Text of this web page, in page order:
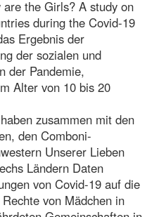
the Girls? A study on
during the Covid-19
Ergebnis der
der sozialen und
der Pandemie,
Alter von 10 bis 20
zusammen mit den
den Comboni-
Unserer Lieben
Ländern Daten
von Covid-19 auf die
von Mädchen in